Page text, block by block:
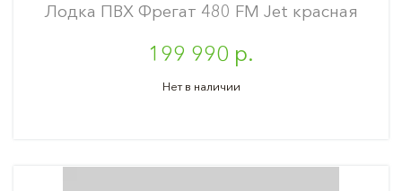
Лодка ПВХ Фрегат 480 FM Jet красная
199 990 р.
Нет в наличии